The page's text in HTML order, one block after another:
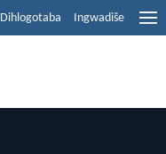
Dihlogotaba Ingwadiše